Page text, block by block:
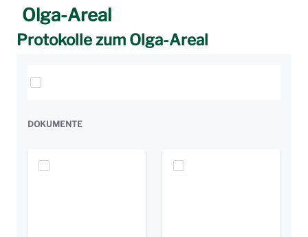
Olga-Areal
Protokolle zum Olga-Areal
Elemente auswählen
DOKUMENTE